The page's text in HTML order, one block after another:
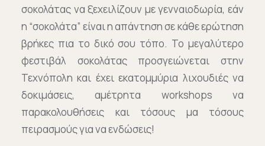
σοκολάτας να ξεχειλίζουν με γενναιοδωρία, εάν
η “σοκολάτα” είναι η απάντηση σε κάθε ερώτηση
βρήκες πια το δικό σου τόπο. Το μεγαλύτερο
φεστιβάλ σοκολάτας προσγειώνεται στην
Τεχνόπολη και έχει εκατομμύρια λιχουδιές να
δοκιμάσεις, αμέτρητα workshops να
παρακολουθήσεις και τόσους μα τόσους
πειρασμούς για να ενδώσεις!